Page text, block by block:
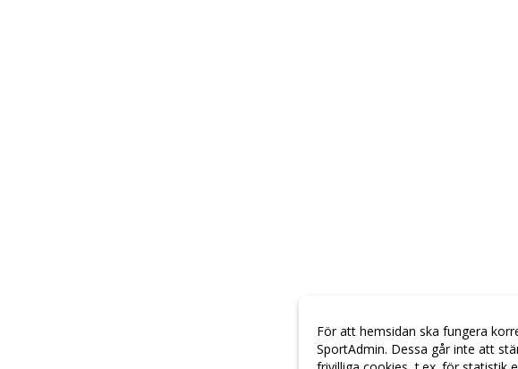
För att hemsidan ska fungera
SportAdmin. Dessa går inte att